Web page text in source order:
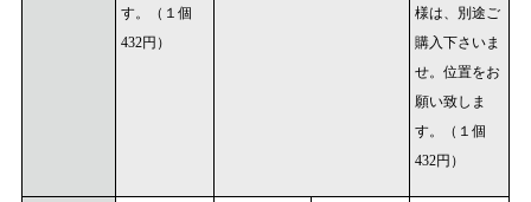
す。（１個
432円）
様は、別途ご
購入下さいま
せ。位置をお
願い致しま
す。（１個
432円）